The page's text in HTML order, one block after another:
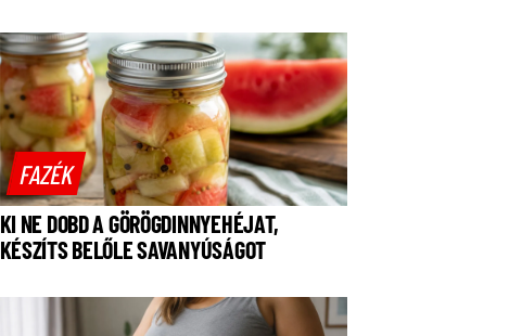
FAZÉK
KI NE DOBD A GÖRÖGDINNYEHÉJAT,
KÉSZÍTS BELŐLE SAVANYÚSÁGOT